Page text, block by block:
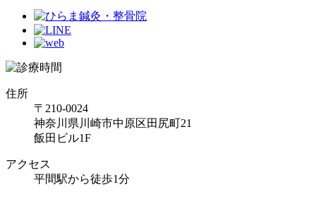
住所
〒210-0024
神奈川県川崎市中原区田尻町21
飯田ビル1F
アクセス
平間駅から徒歩1分